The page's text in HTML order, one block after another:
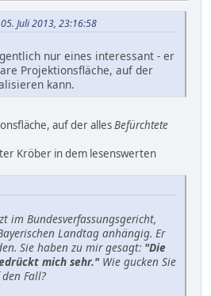
Juli 2013, 23:16:58
nur eines interessant - er
Projektionsfläche, auf der
kann.
auf der allesBefürchtete
Kröber in dem lesenswerten
im Bundesverfassungsgericht,
Landtag anhängig. Er
Sie haben zu mir gesagt: "Die
mich sehr."Wie gucken Sie
Fall?